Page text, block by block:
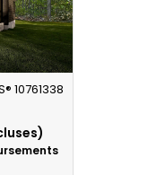
10761338